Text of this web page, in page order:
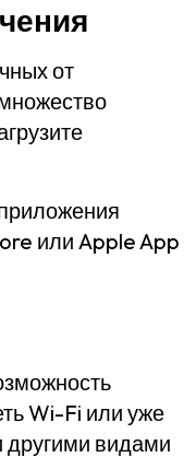
от
или Apple App
Wi-Fi или уже
другими видами